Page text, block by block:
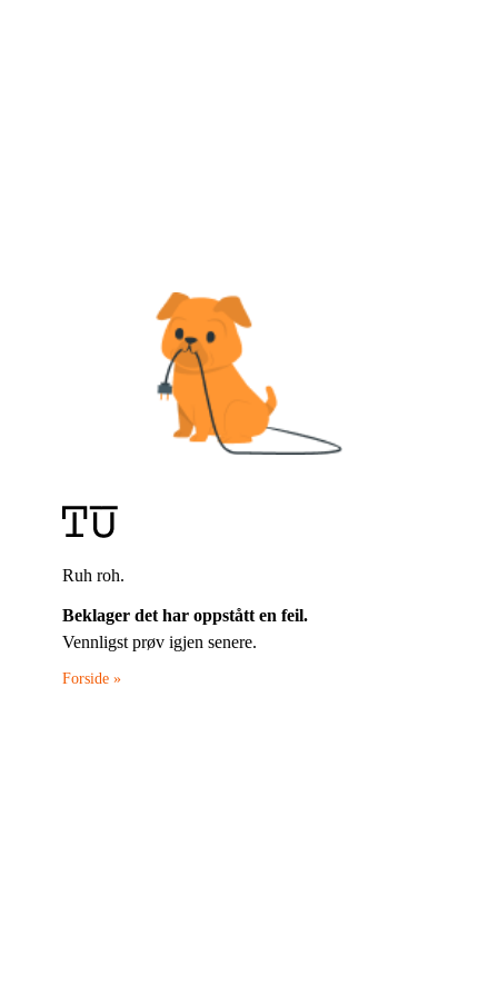
Ruh roh.
Beklager det har oppstått en feil.
Vennligst prøv igjen senere.
Forside »